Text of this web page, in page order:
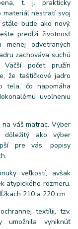
t. j. prakticky
materiál nestratí svoj
bude ako nový.
predĺži životnosť
odvetraných
zachováva suchú
počet pružín
že taštičkové jadro
tela, čo napomáha
uvoľneniu
váš matrac. Výber
dôležitý ako výber
pre vás, popisy
veľkostí, avšak
atypického rozmeru.
210 a 220 cm.
textílii, tzv.
vyniknúť